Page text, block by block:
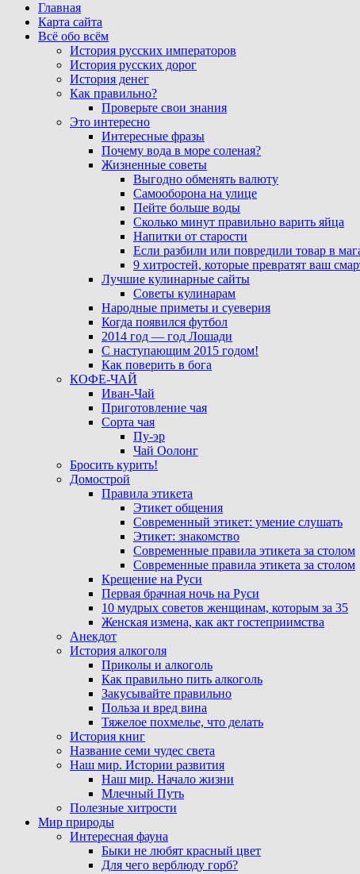
Главная
Карта сайта
Всё обо всём
История русских императоров
История русских дорог
История денег
Как правильно?
Проверьте свои знания
Это интересно
Интересные фразы
Почему вода в море соленая?
Жизненные советы
Выгодно обменять валюту
Самооборона на улице
Пейте больше воды
Сколько минут правильно варить яйца
Напитки от старости
Если разбили или повредили товар в
9 хитростей, которые превратят ваш
Лучшие кулинарные сайты
Советы кулинарам
Народные приметы и суеверия
Когда появился футбол
2014 год — год Лошади
С наступающим 2015 годом!
Как поверить в бога
КОФЕ-ЧАЙ
Иван-Чай
Приготовление чая
Сорта чая
Пу-эр
Чай Оолонг
Бросить курить!
Домострой
Правила этикета
Этикет общения
Современный этикет: умение слушать
Этикет: знакомство
Современные правила этикета за столом
Современные правила этикета за столом
Крещение на Руси
Первая брачная ночь на Руси
10 мудрых советов женщинам, которым за 35
Женская измена, как акт гостеприимства
Анекдот
История алкоголя
Приколы и алкоголь
Как правильно пить алкоголь
Закусывайте правильно
Польза и вред вина
Тяжелое похмелье, что делать
История книг
Название семи чудес света
Наш мир. Истории развития
Наш мир. Начало жизни
Млечный Путь
Полезные хитрости
Мир природы
Интересная фауна
Быки не любят красный цвет
Для чего верблюду горб?